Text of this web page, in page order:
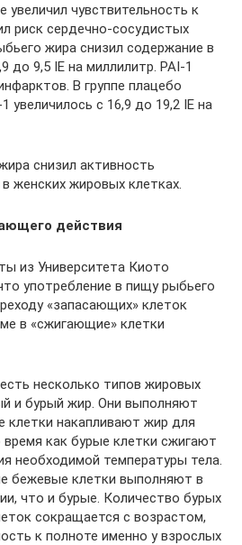
чувствительность к
риск сердечно-сосудистых
жира снизил содержание в
до 9,5 IE на миллилитр. PAI-1
В группе плацебо
увеличилось с 16,9 до 19,2 IE на
снизил активность
женских жировых клетках.
действия
из Университета Киото
употребление в пищу рыбьего
«запасающих» клеток
в «сжигающие» клетки
несколько типов жировых
и бурый жир. Они выполняют
клетки накапливают жир для
время как бурые клетки сжигают
необходимой температуры тела.
бежевые клетки выполняют в
что и бурые. Количество бурых
сокращается с возрастом,
к полноте именно у взрослых